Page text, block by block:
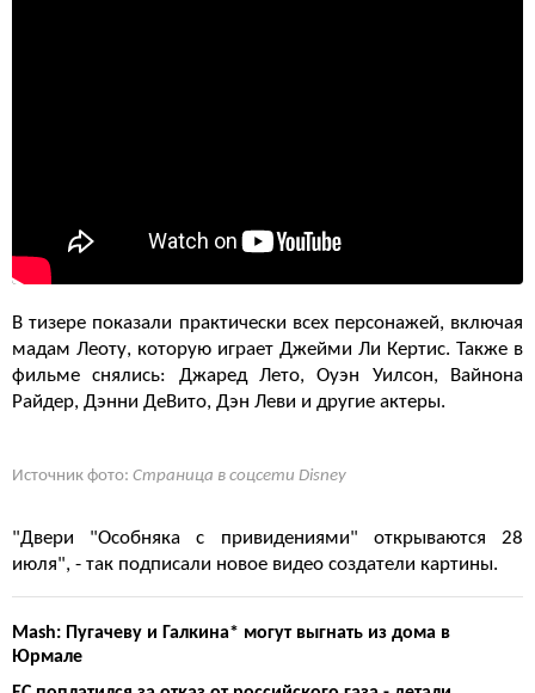
В тизере показали практически всех персонажей, включая
мадам Леоту, которую играет Джейми Ли Кертис. Также в
фильме снялись: Джаред Лето, Оуэн Уилсон, Вайнона
Райдер, Дэнни ДеВито, Дэн Леви и другие актеры.
Источник фото: Страница в соцсети Disney
"Двери "Особняка с привидениями" открываются 28
июля", - так подписали новое видео создатели картины.
Mash: Пугачеву и Галкина* могут выгнать из дома в
Юрмале